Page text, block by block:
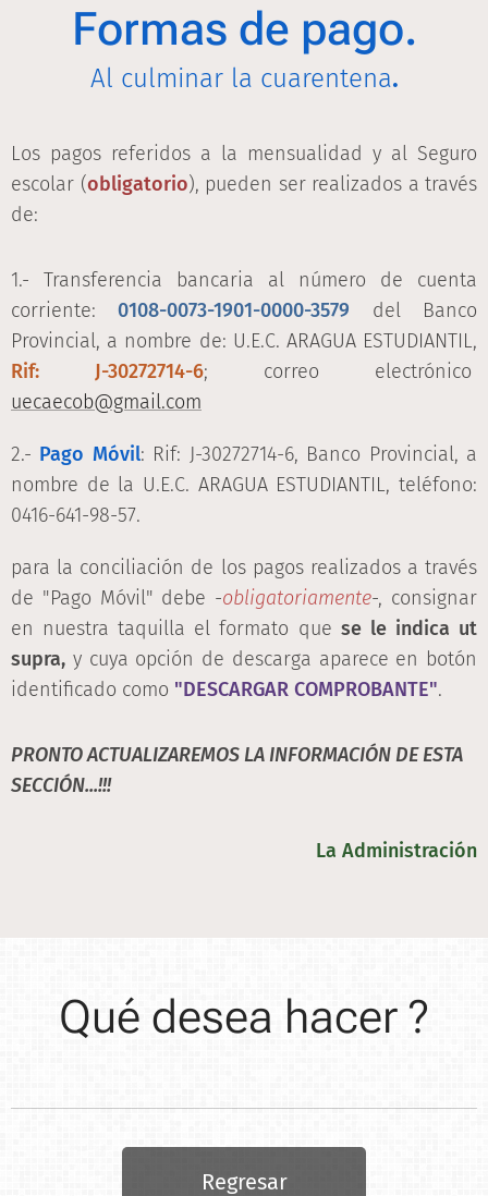
Formas de pago.
Al culminar la cuarentena.
Los pagos referidos a la mensualidad y al Seguro
escolar (obligatorio), pueden ser realizados a través
de:
1.- Transferencia bancaria al número de cuenta
corriente:0108-0073-1901-0000-3579 del Banco
Provincial, a nombre de: U.E.C. ARAGUA ESTUDIANTIL,
Rif: J-30272714-6; correo electrónico
uecaecob@gmail.com
2.- Pago Móvil: Rif: J-30272714-6, Banco Provincial, a
nombre de la U.E.C. ARAGUA ESTUDIANTIL, teléfono:
0416-641-98-57.
para la conciliación de los pagos realizados a través
de "Pago Móvil" debe -obligatoriamente-, consignar
en nuestra taquilla el formato que se le indica ut
supra, y cuya opción de descarga aparece en botón
identificado como "DESCARGAR COMPROBANTE".
PRONTO ACTUALIZAREMOS LA INFORMACIÓN DE ESTA
SECCIÓN...!!!
La Administración
Qué desea hacer ?
Regresar